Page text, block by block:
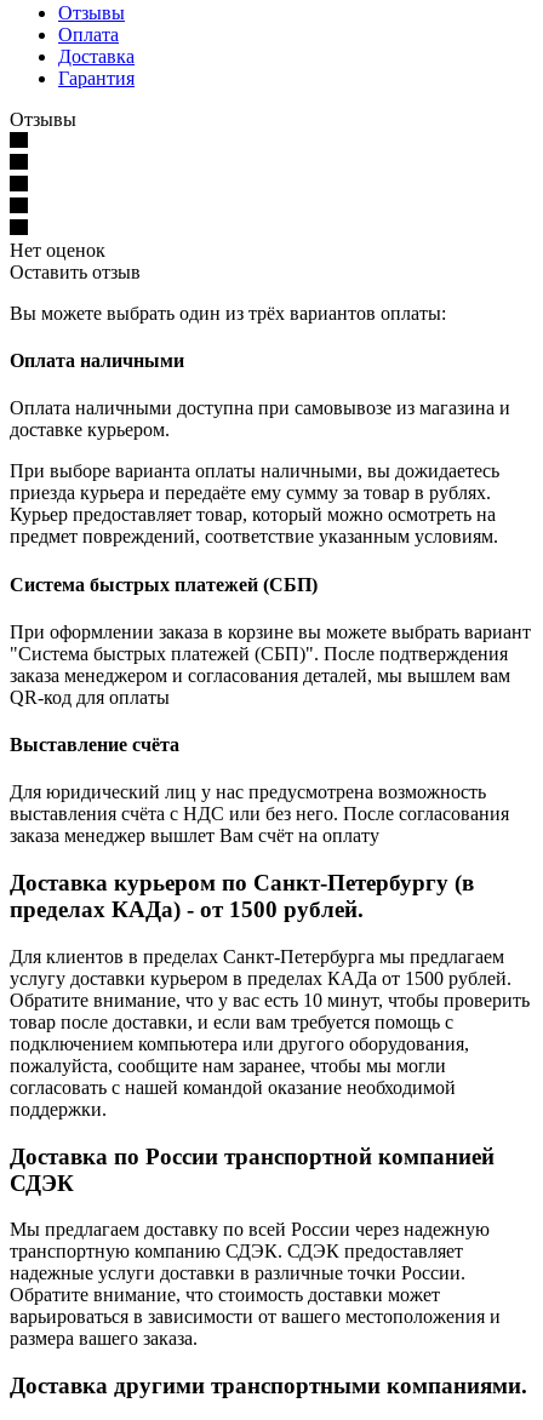
Отзывы
Оплата
Доставка
Гарантия
Отзывы
Нет оценок
Оставить отзыв
Вы можете выбрать один из трёх вариантов оплаты:
Оплата наличными
Оплата наличными доступна при самовывозе из магазина и
доставке курьером.
При выборе варианта оплаты наличными, вы дожидаетесь
приезда курьера и передаёте ему сумму за товар в рублях.
Курьер предоставляет товар, который можно осмотреть на
предмет повреждений, соответствие указанным условиям.
Система быстрых платежей (СБП)
При оформлении заказа в корзине вы можете выбрать вариант
"Система быстрых платежей (СБП)". После подтверждения
заказа менеджером и согласования деталей, мы вышлем вам
QR-код для оплаты
Выставление счёта
Для юридический лиц у нас предусмотрена возможность
выставления счёта с НДС или без него. После согласования
заказа менеджер вышлет Вам счёт на оплату
Доставка курьером по Санкт-Петербургу (в
пределах КАДа) - от 1500 рублей.
Для клиентов в пределах Санкт-Петербурга мы предлагаем
услугу доставки курьером в пределах КАДа от 1500 рублей.
Обратите внимание, что у вас есть 10 минут, чтобы проверить
товар после доставки, и если вам требуется помощь с
подключением компьютера или другого оборудования,
пожалуйста, сообщите нам заранее, чтобы мы могли
согласовать с нашей командой оказание необходимой
поддержки.
Доставка по России транспортной компанией
СДЭК
Мы предлагаем доставку по всей России через надежную
транспортную компанию СДЭК. СДЭК предоставляет
надежные услуги доставки в различные точки России.
Обратите внимание, что стоимость доставки может
варьироваться в зависимости от вашего местоположения и
размера вашего заказа.
Доставка другими транспортными компаниями.